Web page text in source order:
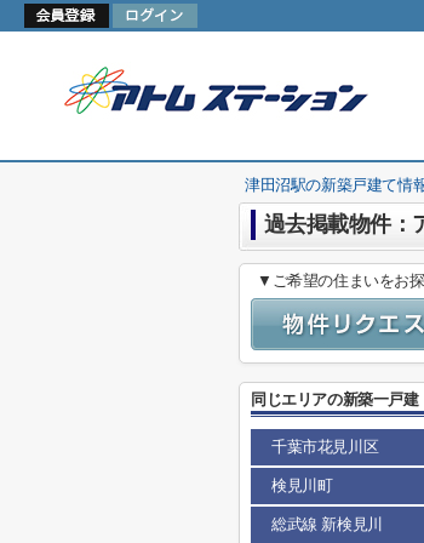
津田沼駅の新築戸建て情
過去掲載物件：
▼ご希望の住まいをお
同じエリアの新築一戸建
千葉市花見川区
検見川町
総武線 新検見川